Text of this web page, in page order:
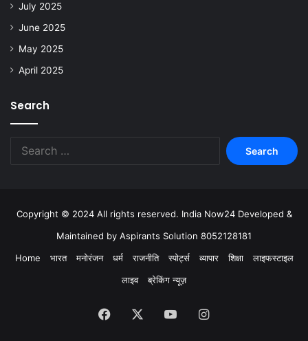
July 2025
June 2025
May 2025
April 2025
Search
Copyright © 2024 All rights reserved. India Now24 Developed &
Maintained by Aspirants Solution 8052128181
Home
भारत मनोरंजन धर्म राजनीति स्पोर्ट्स व्यापार शिक्षा
लाइफस्टाइल
लाइव
ब्रेकिंग न्यूज़